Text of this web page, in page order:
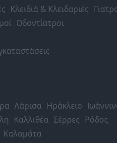
Κλειδιά & Κλειδαριές
Οδοντίατροι
Λάρισα Ηράκλειο
Καλλιθέα Σέρρες Ρόδος
Καλαμάτα